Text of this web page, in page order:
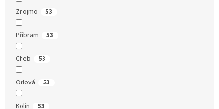
Znojmo 53
Příbram 53
Cheb 53
Orlová 53
Kolín 53